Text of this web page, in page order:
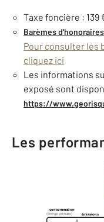
Taxe foncière : 139
Barèmes
Pour consulter les
cliquez ici
Les informations
exposé sont
https://
Les
consommation
émissions
(énergie primaire)